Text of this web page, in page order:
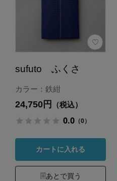
sufuto ふくさ
カラー：鉄紺
24,750円 （税込）
0.0（0）
カートに入れる
あとで買う